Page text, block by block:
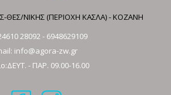
ΘΕΣ/ΝΙΚΗΣ (ΠΕΡΙΟΧΗ ΚΑΣΛΑ) - ΚΟΖΑΝΗ
28092- 6948629109
info@agora-zw.gr
- ΠΑΡ. 09.00-16.00